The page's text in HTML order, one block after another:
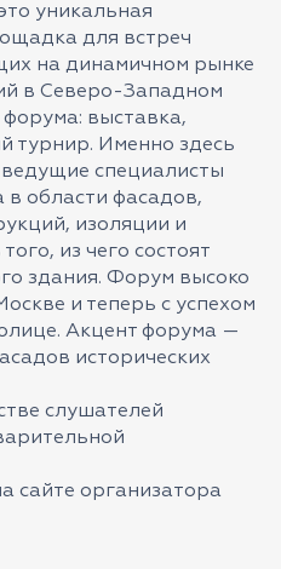
уникальная
для встреч
на динамичном рынке
в Северо-Западном
выставка,
турнир. Именно здесь
специалисты
в области фасадов,
изоляции и
из чего состоят
здания. Форум высоко
и теперь с успехом
Акцент форума —
исторических
слушателей
сайте организатора